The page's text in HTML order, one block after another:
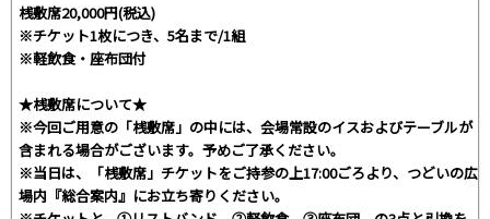
桟敷席20,000円(税込)
※チケット1枚につき、5名まで/1組
※軽飲食・座布団付
★桟敷席について★
※今回ご用意の「桟敷席」の中には、会場常設のイスおよびテーブルが
含まれる場合がございます。予めご了承ください。
※当日は、「桟敷席」チケットをご持参の上17:00ごろより、つどいの広
場内『総合案内』にお立ち寄りください。